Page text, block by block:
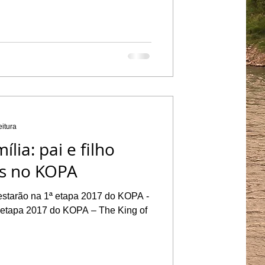
pai e filho
no KOPA
na 1ª etapa 2017 do KOPA -
2017 do KOPA – The King of